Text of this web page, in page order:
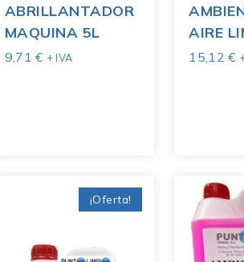
ABRILLANTADOR
MAQUINA 5L
9,71€ + IVA
AIRE
15,12€
¡Oferta!